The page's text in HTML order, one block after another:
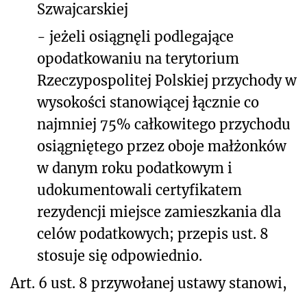
Szwajcarskiej
- jeżeli osiągnęli podlegające
opodatkowaniu na terytorium
Rzeczypospolitej Polskiej przychody w
wysokości stanowiącej łącznie co
najmniej 75% całkowitego przychodu
osiągniętego przez oboje małżonków
w danym roku podatkowym i
udokumentowali certyfikatem
rezydencji miejsce zamieszkania dla
celów podatkowych; przepis ust. 8
stosuje się odpowiednio.
Art. 6 ust. 8 przywołanej ustawy stanowi,